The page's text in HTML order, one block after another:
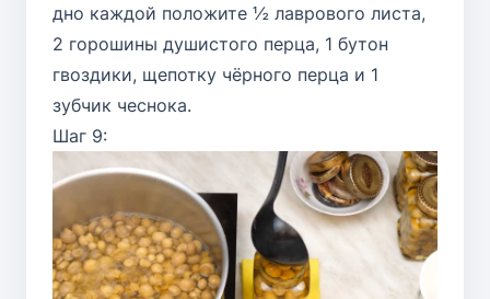
дно каждой положите ½ лаврового листа,
2 горошины душистого перца, 1 бутон
гвоздики, щепотку чёрного перца и 1
зубчик чеснока.
Шаг 9: